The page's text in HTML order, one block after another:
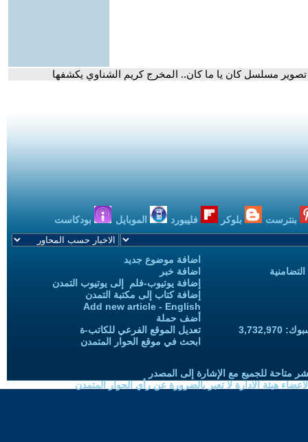
مسلسل كان يا ما كان.. المخرج كريم الشناوي يكشفها
بنترست بلوكر فليبورد الموبايل بودكاست
اضافة موضوع جديد
اضافة خبر
إضافة يوتيوب-فلم إلى يوتيوب التمدن
إضافة كتاب إلى مكتبة التمدن
Add new article - English
أضف حملة
تعديل الموقع الفرعي للكاتب-ة
ابحث في موقع الحوار المتمدن
متاحة للجميع مع الإشارة إلى المصدر
هيئة الادارة لا تعبر بالضرورة عن رأي الحوار المتمدن